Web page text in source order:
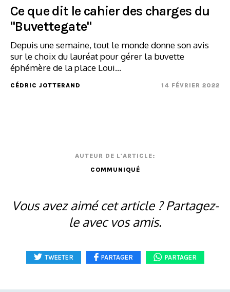
Ce que dit le cahier des charges du
"Buvettegate"
Depuis une semaine, tout le monde donne son avis
sur le choix du lauréat pour gérer la buvette
éphémère de la place Loui...
CÉDRIC JOTTERAND 14 FÉVRIER 2022
AUTEUR DE L'ARTICLE:
COMMUNIQUÉ
Vous avez aimé cet article ? Partagez-
le avec vos amis.
TWEETER PARTAGER PARTAGER